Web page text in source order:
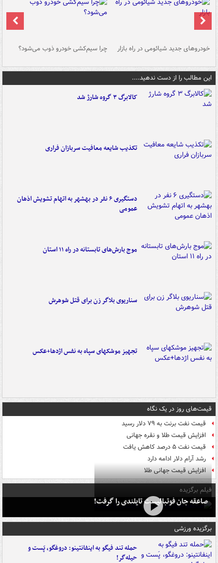
خودروهای جدید شیائومی در راه بازار چرا سیم‌کشی خودرو ذوب می‌شود؟
این مطالب را از دست ندهید....
کالابرگ ۳ گروه شارژ شد
تکذیب شایعه معافیت سربازان فراری
دستگیری ۶ نفر در بهشهر به اتهام تشویش اذهان
عمومی
موج بارش‌های تابستانه در راه ۱۱ استان
سناریوی بلاگر زن برای قتل شوهرش
تجهیز موشکهای سپاه به نفس اژدها+عکس
قیمت‌های روز در یک نگاه
قیمت نفت برنت به ۷۹ دلار رسید
افزایش قیمت طلا و نقره جهانی
قیمت نفت ۵ درصد کاهش یافت
رشد آرام دلار ادامه دارد
افزایش قیمت جهانی طلا
فیلم برگزیده
صاعقه جان فوتبالیست تایلندی را گرفت!
برگزیده ورزشی
حمله تند فیگو به اینفانتینو: دروغگو، پَست‌ و
حیله‌گر!